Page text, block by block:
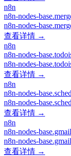
n8n
n8n-nodes-
n8n-nodes-
查看详情 →
n8n
n8n-nodes-
n8n-nodes-
查看详情 →
n8n
n8n-nodes-
n8n-nodes-
查看详情 →
n8n
n8n-nodes-base.gmail
n8n-nodes-
查看详情 →